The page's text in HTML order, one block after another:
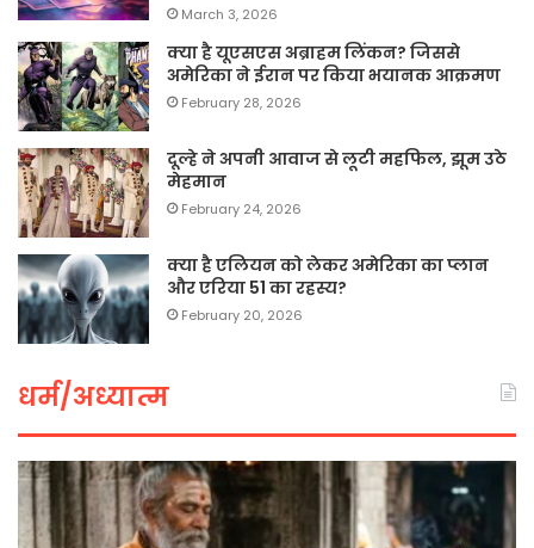
March 3, 2026
क्या है यूएसएस अब्राहम लिंकन? जिससे
अमेरिका ने ईरान पर किया भयानक आक्रमण
February 28, 2026
दूल्हे ने अपनी आवाज से लूटी महफिल, झूम उठे
मेहमान
February 24, 2026
क्या है एलियन को लेकर अमेरिका का प्लान
और एरिया 51 का रहस्य?
February 20, 2026
धर्म/अध्यात्म